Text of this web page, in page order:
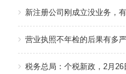
新注册公司刚成立没业务，
营业执照不年检的后果有多
税务总局：个税新政，2月26